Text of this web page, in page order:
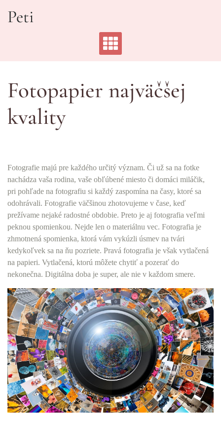
Peti
Fotopapier najväčšej
kvality
Fotografie majú pre každého určitý význam. Či už sa na fotke
nachádza vaša rodina, vaše obľúbené miesto či domáci miláčik,
pri pohľade na fotografiu si každý zaspomína na časy, ktoré sa
odohrávali. Fotografie väčšinou zhotovujeme v čase, keď
prežívame nejaké radostné obdobie. Preto je aj fotografia veľmi
peknou spomienkou. Nejde len o materiálnu vec. Fotografia je
zhmotnená spomienka, ktorá vám vykúzli úsmev na tvári
kedykoľvek sa na ňu pozriete. Pravá fotografia je však vytlačená
na papieri. Vytlačená, ktorú môžete chytiť a pozerať do
nekonečna. Digitálna doba je super, ale nie v každom smere.